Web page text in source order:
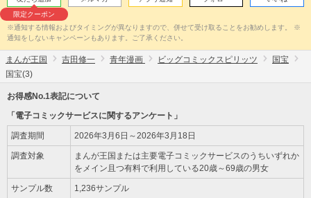
限定クーポン
※通知する情報およびタイミングが異なりますので、併せて受け取ることをお勧めします。 ※
通知をしないキャンペーンもあります。ご了承ください。
まんが王国 吉田修一 青年漫画 ビッグコミックスピリッツ
国宝
国宝(3)
お得感No.1表記について
「電子コミックサービスに関するアンケート」
調査期間 2026年3月6日～2026年3月18日
調査対象
まんが王国または主要電子コミックサービスのうちいずれか
をメイン且つ有料で利用している20歳～69歳の男女
サンプル数 1,236サンプル